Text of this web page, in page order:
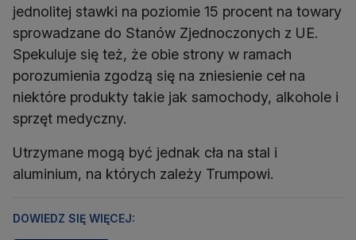
jednolitej stawki na poziomie 15 procent na towary
sprowadzane do Stanów Zjednoczonych z UE.
Spekuluje się też, że obie strony w ramach
porozumienia zgodzą się na zniesienie ceł na
niektóre produkty takie jak samochody, alkohole i
sprzęt medyczny.
Utrzymane mogą być jednak cła na stal i
aluminium, na których zależy Trumpowi.
DOWIEDZ SIĘ WIĘCEJ: